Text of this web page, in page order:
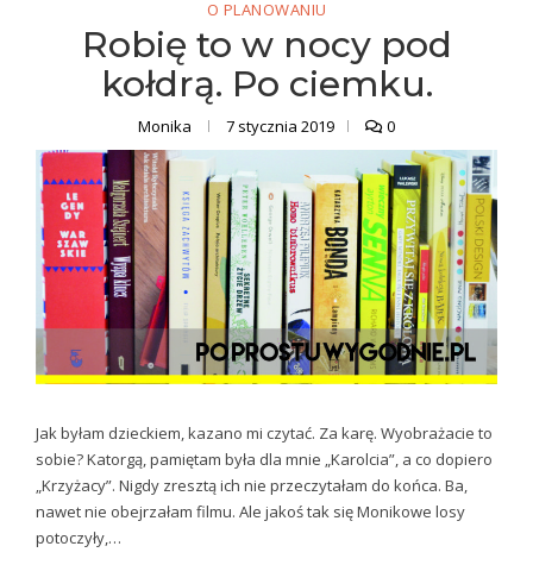
O PLANOWANIU
Robię to w nocy pod
kołdrą. Po ciemku.
Monika 7 stycznia 2019 0
Jak byłam dzieckiem, kazano mi czytać. Za karę. Wyobrażacie to
sobie? Katorgą, pamiętam była dla mnie „Karolcia”, a co dopiero
„Krzyżacy”. Nigdy zresztą ich nie przeczytałam do końca. Ba,
nawet nie obejrzałam filmu. Ale jakoś tak się Monikowe losy
potoczyły,…